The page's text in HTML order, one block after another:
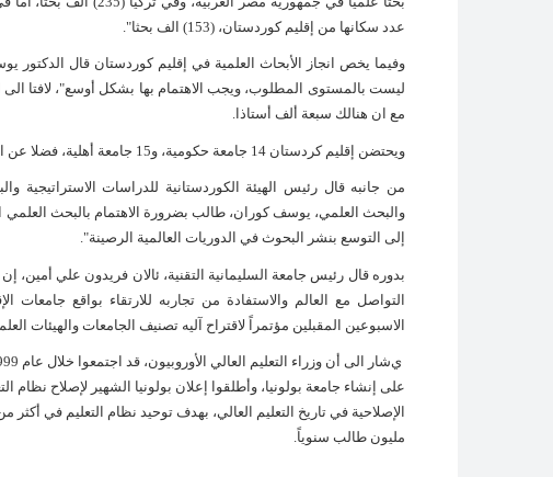
عدد سكانها من إقليم كوردستان، (153) الف بحثا".
وفيما يخص انجاز الأبحاث العلمية في إقليم كوردستان قال الدكتور
مع ان هنالك سبعة ألف أستاذا.
ويحتضن إقليم كردستان 14 جامعة حكومية، و15 جامعة أهلية، فضلا عن المعاهد والتقنيات.
من جانبه قال رئيس الهيئة الكوردستانية للدراسات الاستراتيجية
والبحث العلمي، يوسف كوران، طالب بضرورة الاهتمام بالبحث
إلى التوسع بنشر البحوث في الدوريات العالمية الرصينة".
بدوره قال رئيس جامعة السليمانية التقنية، ئالان فريدون علي أمين،
التواصل مع العالم والاستفادة من تجاربه للارتقاء بواقع جامعات
الاسبوعين المقبلين مؤتمراً لاقتراح آليه تصنيف الجامعات والهيئات
ي
على إنشاء جامعة بولونيا، وأطلقوا إعلان بولونيا الشهير لإصلاح نظام
مليون طالب سنوياً.